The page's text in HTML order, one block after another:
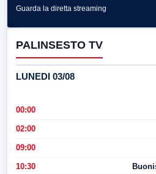
Guarda la diretta streaming
PALINSESTO TV
LUNEDI 03/08
00:00
02:00
09:00
10:30